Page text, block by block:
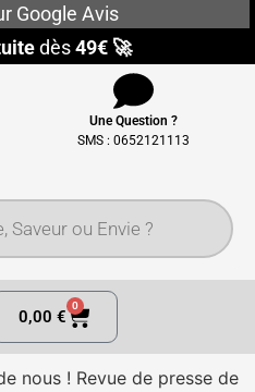
Google Avis
dès49€ 🚀
Une Question ?
SMS : 0652121113
0,00 €
0
nous ! Revue de presse de